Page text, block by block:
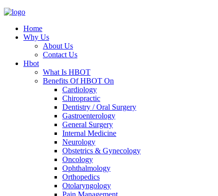
Home
Why Us
About Us
Contact Us
Hbot
What Is HBOT
Benefits Of HBOT On
Cardiology
Chiropractic
Dentistry / Oral Surgery
Gastroenterology
General Surgery
Internal Medicine
Neurology
Obstetrics & Gynecology
Oncology
Ophthalmology
Orthopedics
Otolaryngology
Pain Management